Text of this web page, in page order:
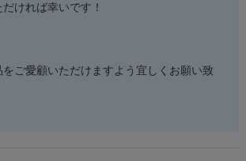
ければ幸いです！
ご愛顧いただけますよう宜しくお願い致